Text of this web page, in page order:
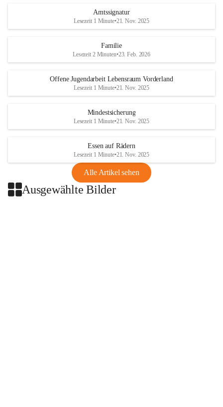
Amtssignatur
Lesezeit 1 Minute•21. Nov. 2025
Familie
Lesezeit 2 Minuten•23. Feb. 2026
Offene Jugendarbeit Lebensraum Vorderland
Lesezeit 1 Minute•21. Nov. 2025
Mindestsicherung
Lesezeit 1 Minute•21. Nov. 2025
Essen auf Rädern
Lesezeit 1 Minute•21. Nov. 2025
Alle Artikel sehen
Ausgewählte Bilder